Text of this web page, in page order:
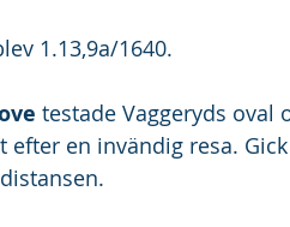
1.13,9a/1640.
testade Vaggeryds
en invändig resa.